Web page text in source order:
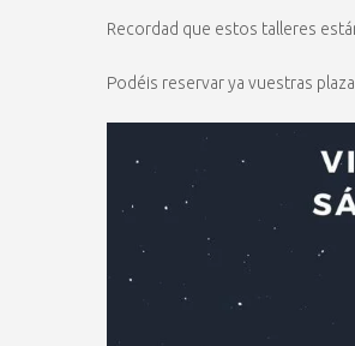
Recordad que estos talleres
Podéis reservar ya vuestras